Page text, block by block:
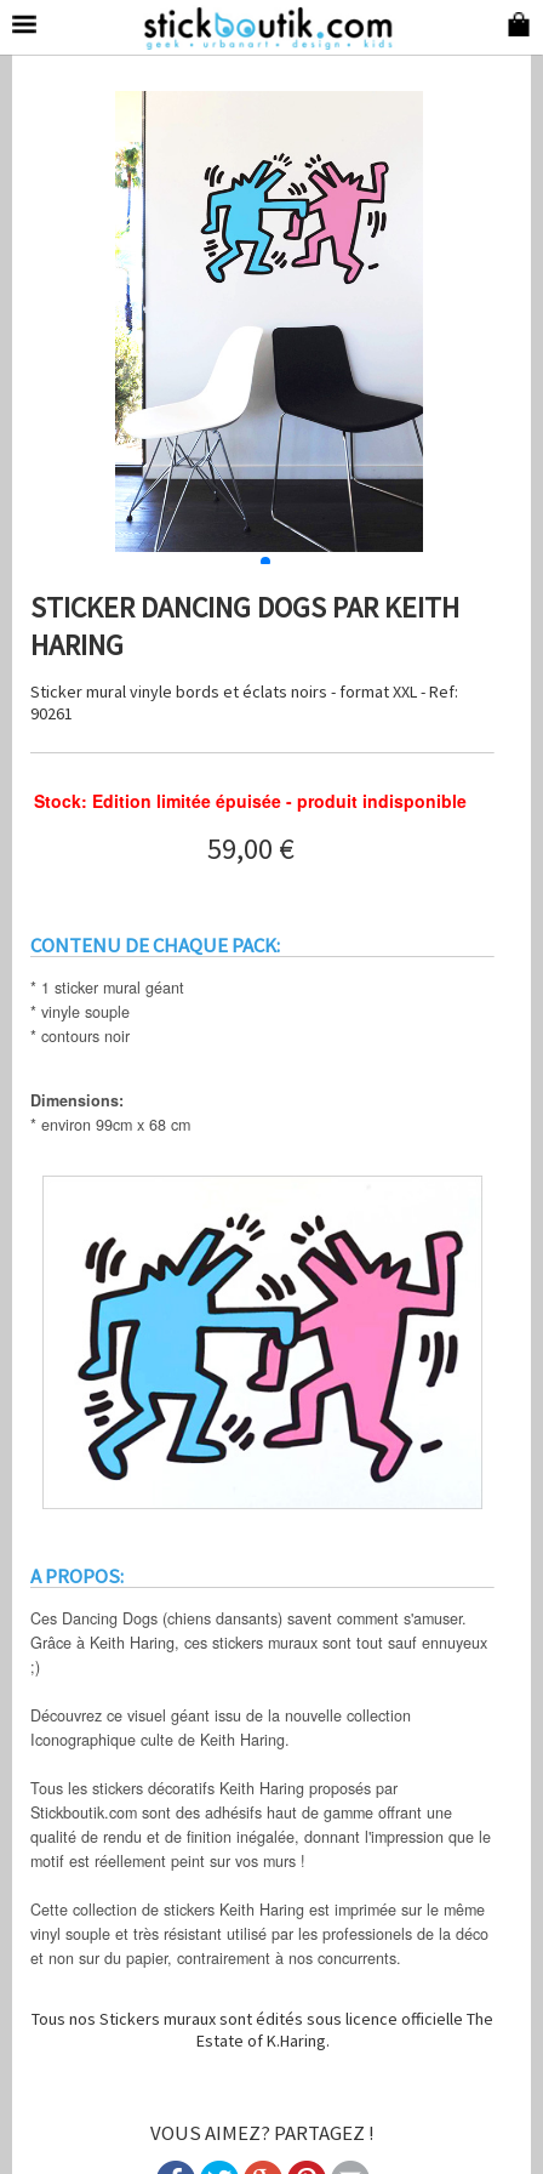
STICKER DANCING DOGS PAR KEITH
HARING
Sticker mural vinyle bords et éclats noirs - format XXL - Ref:
90261
Stock: Edition limitée épuisée - produit indisponible
59,00 €
CONTENU DE CHAQUE PACK:
* 1 sticker mural géant
* vinyle souple
* contours noir
Dimensions:
* environ 99cm x 68 cm
A PROPOS:
Ces Dancing Dogs (chiens dansants) savent comment s'amuser.
Grâce à Keith Haring, ces stickers muraux sont tout sauf ennuyeux
;)
Découvrez ce visuel géant issu de la nouvelle collection
Iconographique culte de Keith Haring.
Tous les stickers décoratifs Keith Haring proposés par
Stickboutik.com sont des adhésifs haut de gamme offrant une
qualité de rendu et de finition inégalée, donnant l'impression que le
motif est réellement peint sur vos murs !
Cette collection de stickers Keith Haring est imprimée sur le même
vinyl souple et très résistant utilisé par les professionels de la déco
et non sur du papier, contrairement à nos concurrents.
Tous nos Stickers muraux sont édités sous licence officielle The
Estate of K.Haring.
VOUS AIMEZ? PARTAGEZ !